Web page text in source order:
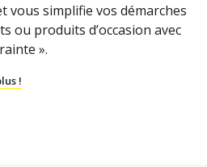
vous simplifie vos démarches
ou produits d’occasion avec
».
!